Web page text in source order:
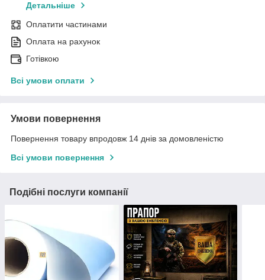
Детальніше
Оплатити частинами
Оплата на рахунок
Готівкою
Всі умови оплати
Умови повернення
Повернення товару впродовж 14 днів за домовленістю
Всі умови повернення
Подібні послуги компанії